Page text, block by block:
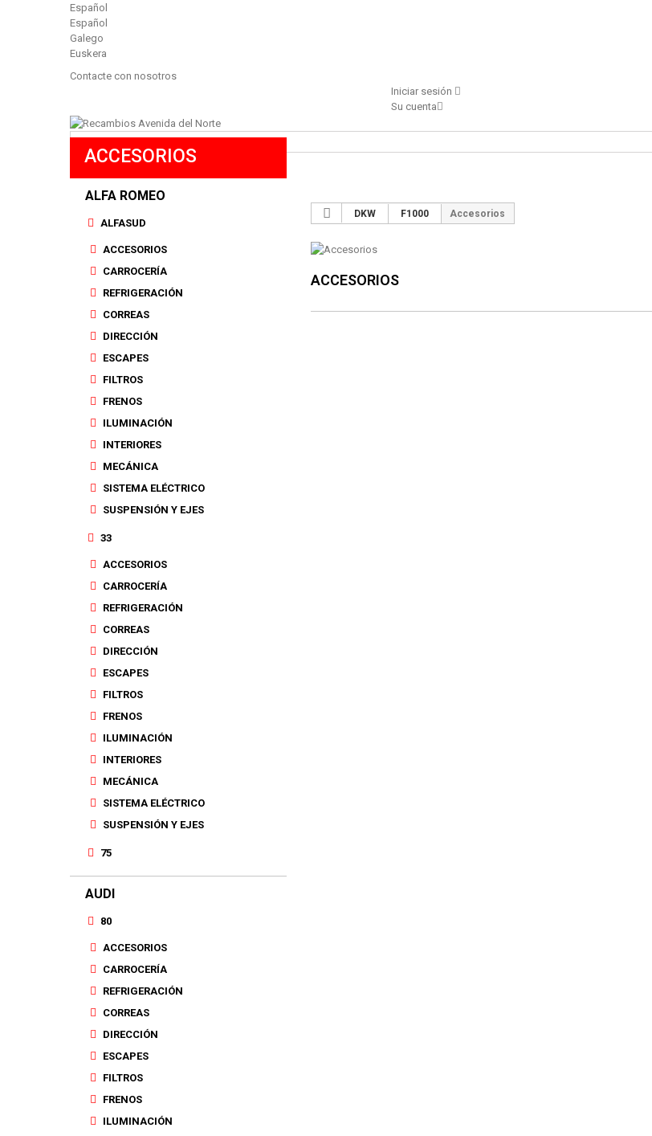
Español
Español
Galego
Euskera
Contacte con nosotros
Iniciar sesión
Su cuenta
Buscar
ACCESORIOS
ALFA ROMEO
ALFASUD
ACCESORIOS
CARROCERÍA
REFRIGERACIÓN
CORREAS
DIRECCIÓN
ESCAPES
FILTROS
FRENOS
ILUMINACIÓN
INTERIORES
MECÁNICA
SISTEMA ELÉCTRICO
SUSPENSIÓN Y EJES
33
ACCESORIOS
CARROCERÍA
REFRIGERACIÓN
CORREAS
DIRECCIÓN
ESCAPES
FILTROS
FRENOS
ILUMINACIÓN
INTERIORES
MECÁNICA
SISTEMA ELÉCTRICO
SUSPENSIÓN Y EJES
75
AUDI
80
ACCESORIOS
CARROCERÍA
REFRIGERACIÓN
CORREAS
DIRECCIÓN
ESCAPES
FILTROS
FRENOS
ILUMINACIÓN
DKW F1000 Accesorios
ACCESORIOS